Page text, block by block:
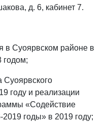
д. 6, кабинет 7.
в Суоярвском районе в
годом;
Суоярвского
году и реализации
«Содействие
годы» в 2019 году;